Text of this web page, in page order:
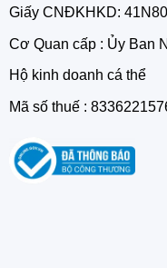
Giấy CNĐKHKD:
Cơ Quan cấp : Ủy Ban
Hộ kinh doanh cá thể
Mã số thuế :